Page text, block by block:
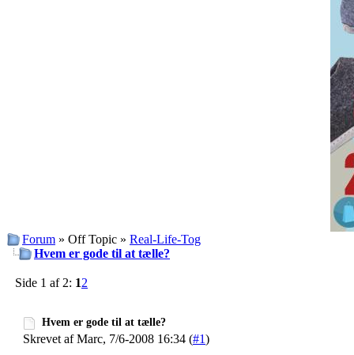
Forum » Off Topic » Real-Life-Tog
Hvem er gode til at tælle?
Side 1 af 2: 12
Hvem er gode til at tælle?
Skrevet af Marc, 7/6-2008 16:34 (#1)